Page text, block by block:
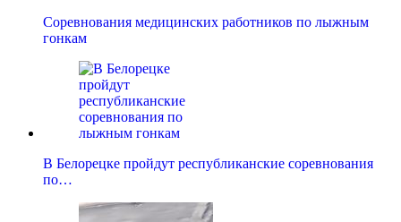
Соревнования медицинских работников по лыжным
гонкам
В Белорецке пройдут республиканские соревнования
по…